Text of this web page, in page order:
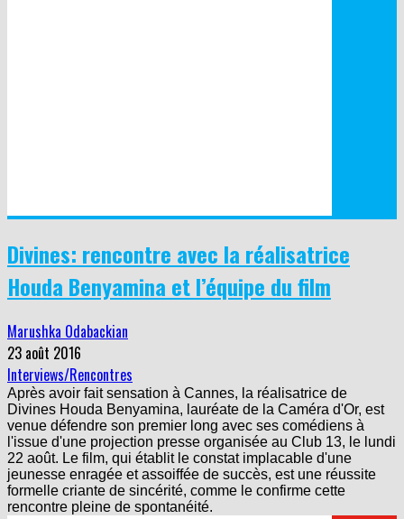
Divines: rencontre avec la réalisatrice
Houda Benyamina et l’équipe du film
Marushka Odabackian
23 août 2016
Interviews/Rencontres
Après avoir fait sensation à Cannes, la réalisatrice de
Divines Houda Benyamina, lauréate de la Caméra d'Or, est
venue défendre son premier long avec ses comédiens à
l'issue d'une projection presse organisée au Club 13, le lundi
22 août. Le film, qui établit le constat implacable d'une
jeunesse enragée et assoiffée de succès, est une réussite
formelle criante de sincérité, comme le confirme cette
rencontre pleine de spontanéité.